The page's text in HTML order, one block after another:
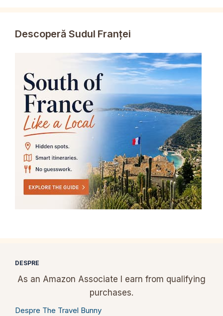
Descoperă Sudul Franței
DESPRE
As an Amazon Associate I earn from qualifying
purchases.
Despre The Travel Bunny